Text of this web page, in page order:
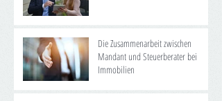
Die Zusammenarbeit zwischen
Mandant und Steuerberater bei
Immobilien